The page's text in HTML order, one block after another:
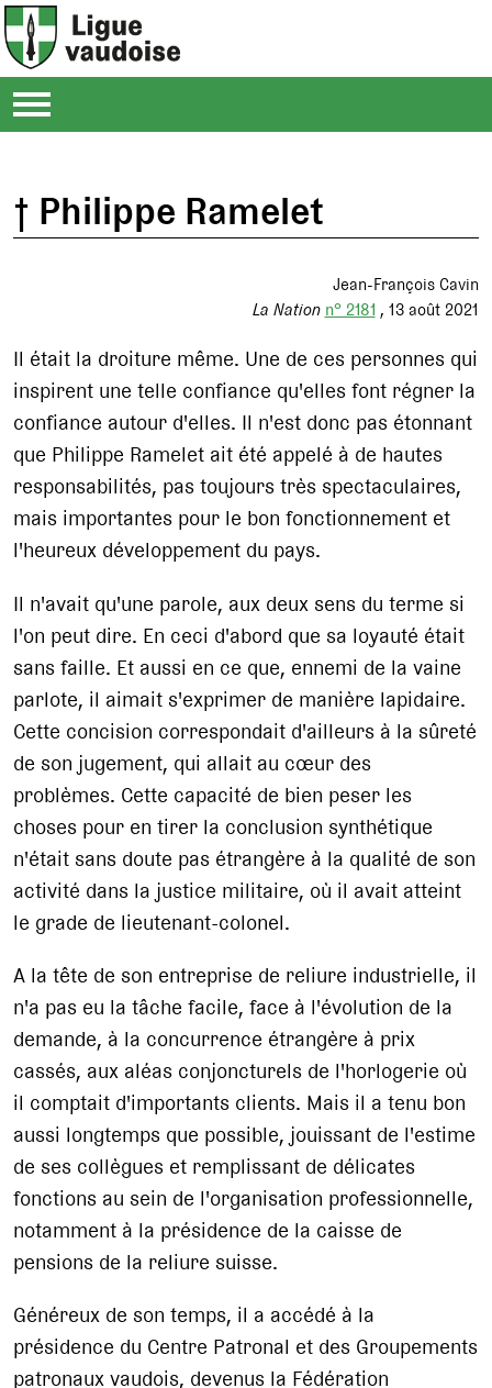
† Philippe Ramelet
Jean-François Cavin
La Nation n° 2181 13 août 2021
Il était la droiture même. Une de ces personnes qui
inspirent une telle confiance qu'elles font régner la
confiance autour d'elles. Il n'est donc pas étonnant
que Philippe Ramelet ait été appelé à de hautes
responsabilités, pas toujours très spectaculaires,
mais importantes pour le bon fonctionnement et
l'heureux développement du pays.
Il n'avait qu'une parole, aux deux sens du terme si
l'on peut dire. En ceci d'abord que sa loyauté était
sans faille. Et aussi en ce que, ennemi de la vaine
parlote, il aimait s'exprimer de manière lapidaire.
Cette concision correspondait d'ailleurs à la sûreté
de son jugement, qui allait au cœur des
problèmes. Cette capacité de bien peser les
choses pour en tirer la conclusion synthétique
n'était sans doute pas étrangère à la qualité de son
activité dans la justice militaire, où il avait atteint
le grade de lieutenant-colonel.
A la tête de son entreprise de reliure industrielle, il
n'a pas eu la tâche facile, face à l'évolution de la
demande, à la concurrence étrangère à prix
cassés, aux aléas conjoncturels de l'horlogerie où
il comptait d'importants clients. Mais il a tenu bon
aussi longtemps que possible, jouissant de l'estime
de ses collègues et remplissant de délicates
fonctions au sein de l'organisation professionnelle,
notamment à la présidence de la caisse de
pensions de la reliure suisse.
Généreux de son temps, il a accédé à la
présidence du Centre Patronal et des Groupements
patronaux vaudois, devenus la Fédération